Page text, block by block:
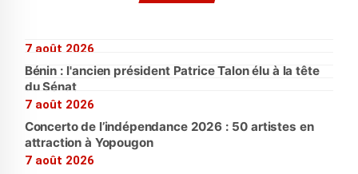
7 août 2026
Bénin : l'ancien président Patrice Talon élu à la tête
du Sénat
7 août 2026
Concerto de l’indépendance 2026 : 50 artistes en
attraction à Yopougon
7 août 2026